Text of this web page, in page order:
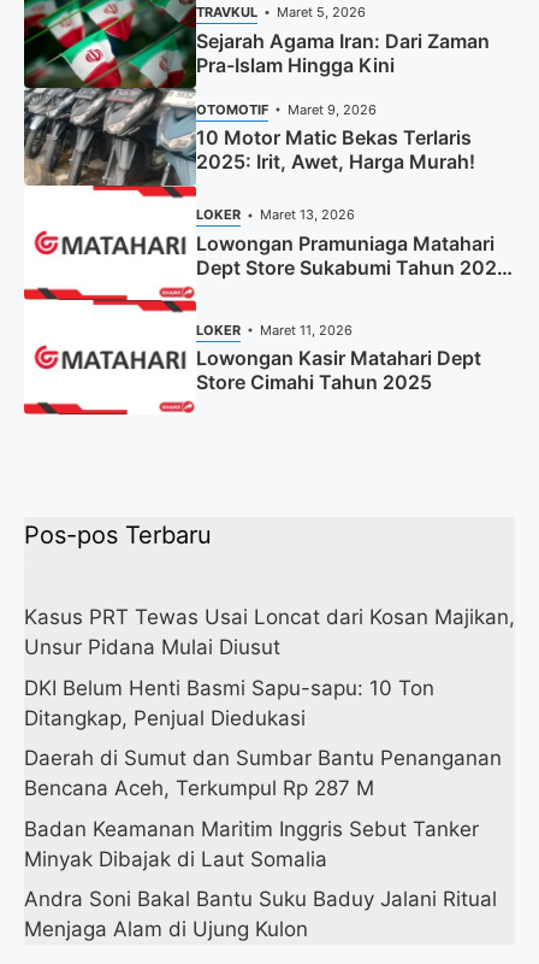
TRAVKUL Maret 5, 2026
Sejarah Agama Iran: Dari Zaman
Pra-Islam Hingga Kini
OTOMOTIF Maret 9, 2026
10 Motor Matic Bekas Terlaris
2025: Irit, Awet, Harga Murah!
LOKER Maret 13, 2026
Lowongan Pramuniaga Matahari
Dept Store Sukabumi Tahun 2025
LOKER Maret 11, 2026
Lowongan Kasir Matahari Dept
Store Cimahi Tahun 2025
Pos-pos Terbaru
Kasus PRT Tewas Usai Loncat dari Kosan Majikan,
Unsur Pidana Mulai Diusut
DKI Belum Henti Basmi Sapu-sapu: 10 Ton
Ditangkap, Penjual Diedukasi
Daerah di Sumut dan Sumbar Bantu Penanganan
Bencana Aceh, Terkumpul Rp 287 M
Badan Keamanan Maritim Inggris Sebut Tanker
Minyak Dibajak di Laut Somalia
Andra Soni Bakal Bantu Suku Baduy Jalani Ritual
Menjaga Alam di Ujung Kulon